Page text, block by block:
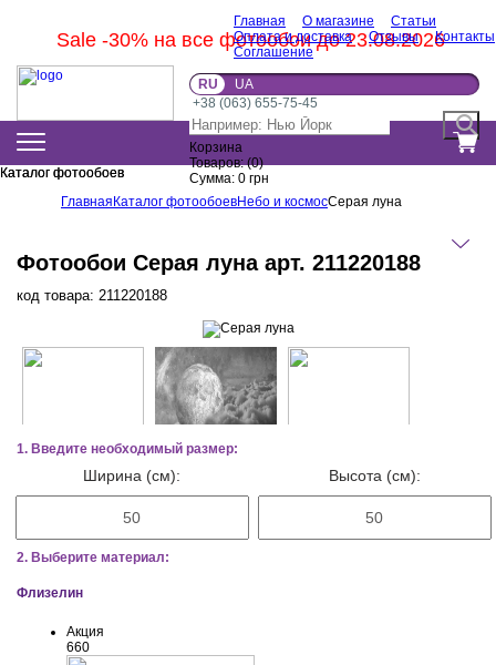
Sale -30% на все фотообои до 23.08.2026
Главная О магазине
Статьи
Оплата и доставка
Отзывы
Контакты
Соглашение
RU
UA
+38 (063) 655-75-45
Корзина
Товаров:(0)
Сумма: 0 грн
Каталог фотообоев
Каталог фотообоев
Главная Каталог фотообоевНебо и космосСерая луна
Фотообои Серая луна арт. 211220188
код товара: 211220188
1. Введите необходимый размер:
Ширина (см): Высота (см):
2. Выберите материал:
Флизелин
Акция
660